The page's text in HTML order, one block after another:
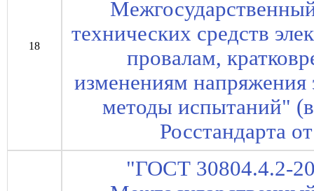
18
технических средств
провалам,
изменениям напряжения
методы испытаний"
Росстандарта
"ГОСТ 30804.4.2-